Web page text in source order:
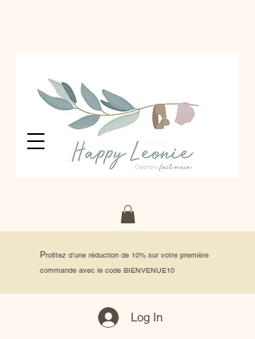
Profitez d'une réduction de 10% sur votre première
commande avec le code BIENVENUE10
Log In